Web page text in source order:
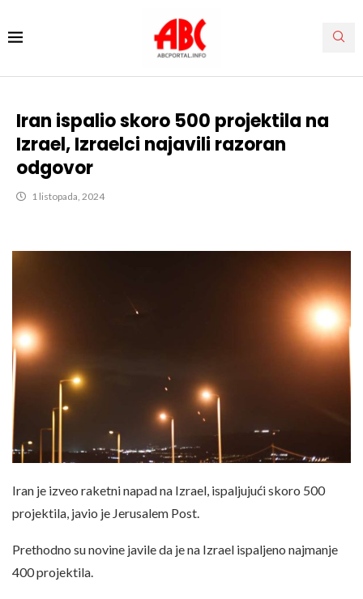
Iran ispalio skoro 500 projektila na
Izrael, Izraelci najavili razoran
odgovor
1 listopada, 2024
Iran je izveo raketni napad na Izrael, ispaljujući skoro 500
projektila, javio je Jerusalem Post.
Prethodno su novine javile da je na Izrael ispaljeno najmanje
400 projektila.